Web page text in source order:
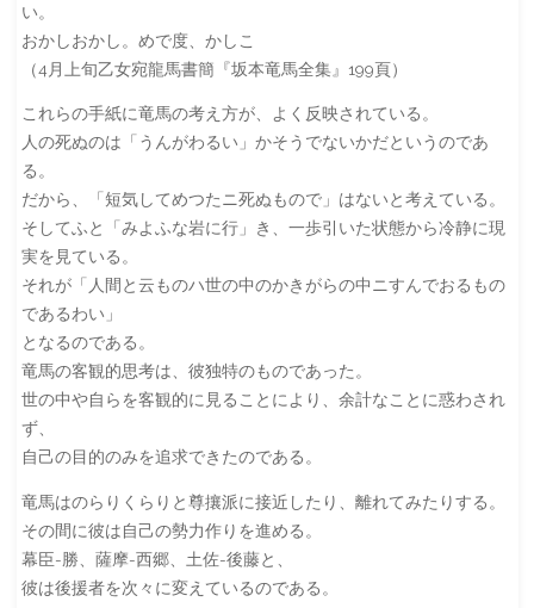
い。
おかしおかし。めで度、かしこ
（4月上旬乙女宛龍馬書簡『坂本竜馬全集』199頁）
これらの手紙に竜馬の考え方が、よく反映されている。
人の死ぬのは「うんがわるい」かそうでないかだというのであ
る。
だから、「短気してめつたニ死ぬもので」はないと考えている。
そしてふと「みよふな岩に行」き、一歩引いた状態から冷静に現
実を見ている。
それが「人間と云ものハ世の中のかきがらの中ニすんでおるもの
であるわい」
となるのである。
竜馬の客観的思考は、彼独特のものであった。
世の中や自らを客観的に見ることにより、余計なことに惑わされ
ず、
自己の目的のみを追求できたのである。
竜馬はのらりくらりと尊攘派に接近したり、離れてみたりする。
その間に彼は自己の勢力作りを進める。
幕臣-勝、薩摩-西郷、土佐-後藤と、
彼は後援者を次々に変えているのである。